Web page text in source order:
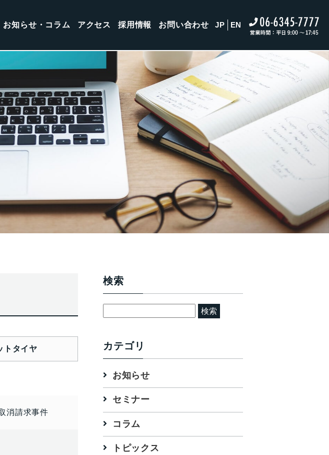
お知らせ・コラム アクセス 採用情報 お問い合わせ JP EN
トタイヤ
消請求事件
検索
カテゴリ
お知らせ
セミナー
コラム
トピックス